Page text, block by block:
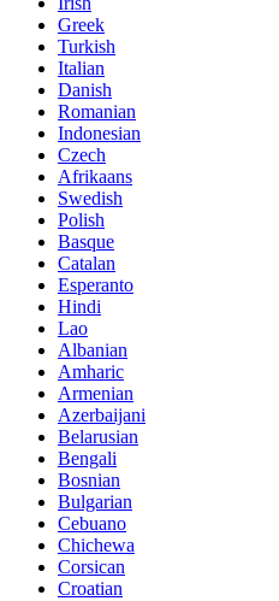
Greek
Turkish
Italian
Danish
Romanian
Indonesian
Czech
Afrikaans
Swedish
Polish
Basque
Catalan
Esperanto
Hindi
Lao
Albanian
Amharic
Armenian
Azerbaijani
Belarusian
Bengali
Bosnian
Bulgarian
Cebuano
Chichewa
Corsican
Croatian